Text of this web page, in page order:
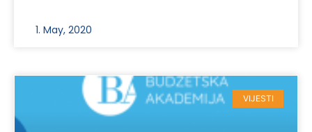
1. May, 2020
VIJESTI